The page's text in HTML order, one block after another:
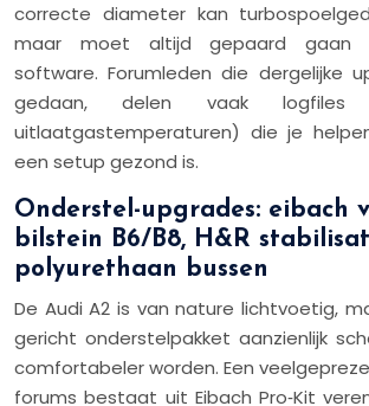
correcte diameter kan
maar moet altijd gepaard gaan
software. Forumleden die dergelijke
gedaan, delen vaak
uitlaatgastemperaturen) die je
een setup gezond is.
Onderstel-upgrades: eibach
bilstein B6/B8, H&R
polyurethaan bussen
De Audi A2 is van nature lichtvoetig,
gericht onderstelpakket aanzienlijk
comfortabeler worden. Een
forums bestaat uit Eibach Pro‑Kit